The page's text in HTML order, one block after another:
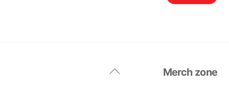
את
Back
Merch zone